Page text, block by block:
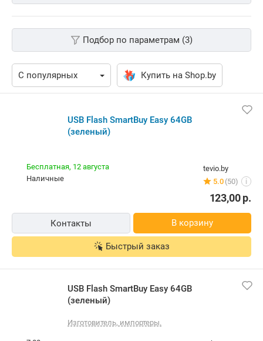
Подбор по параметрам (3)
Купить на Shop.by
USB Flash SmartBuy Easy 64GB
(зеленый)
tevio.by
5.0 (50) i
Бесплатная, 12 августа
наличные
123,00р.
Контакты В корзину
Быстрый заказ
USB Flash SmartBuy Easy 64GB
(зеленый)
Изготовитель, импортеры.